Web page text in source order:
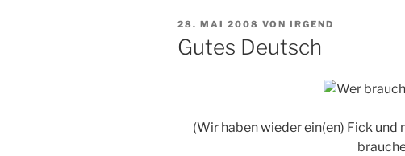
VERÖFFENTLICHT
AM
28. MAI 2008 VON IRGEND
Gutes Deutsch
(Wir haben wieder ein(en) Fick und